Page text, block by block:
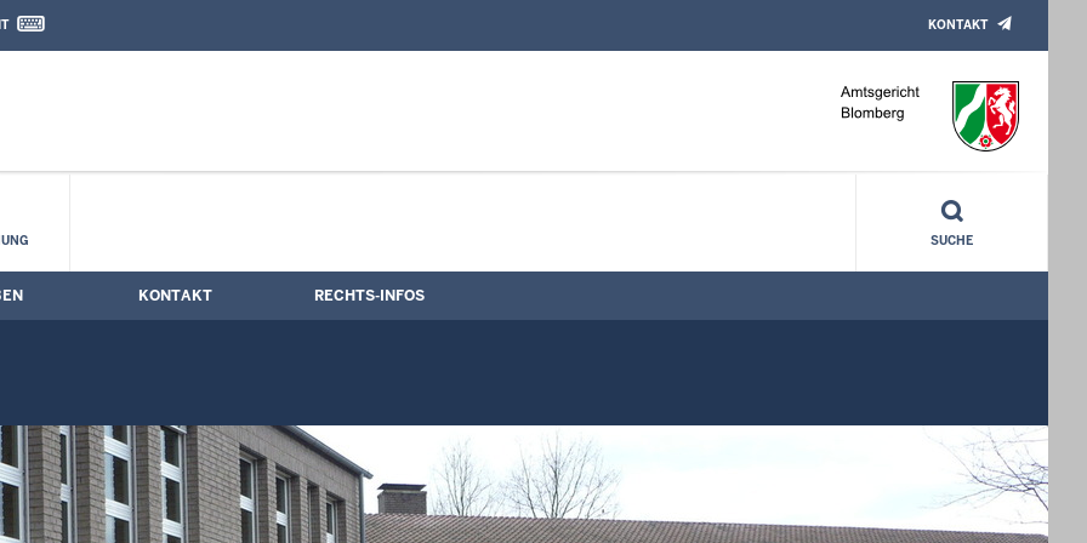
Kontaktformular
KONTAKT
SUCHE
KONTAKT RECHTS-INFOS